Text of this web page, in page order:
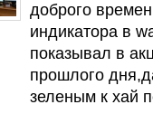
доброго
индикатора в
показывал в
прошлого
зеленым к хай